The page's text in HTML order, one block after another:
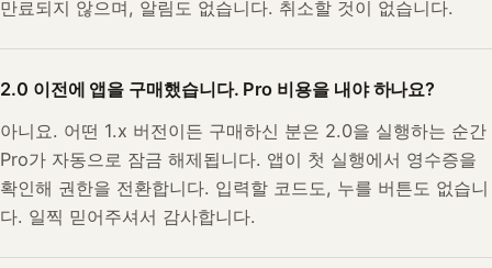
만료되지 않으며, 알림도 없습니다. 취소할 것이 없습니다.
2.0 이전에 앱을 구매했습니다. Pro 비용을 내야 하나요?
아니요. 어떤 1.x 버전이든 구매하신 분은 2.0을 실행하는 순간
Pro가 자동으로 잠금 해제됩니다. 앱이 첫 실행에서 영수증을
확인해 권한을 전환합니다. 입력할 코드도, 누를 버튼도 없습니
다. 일찍 믿어주셔서 감사합니다.